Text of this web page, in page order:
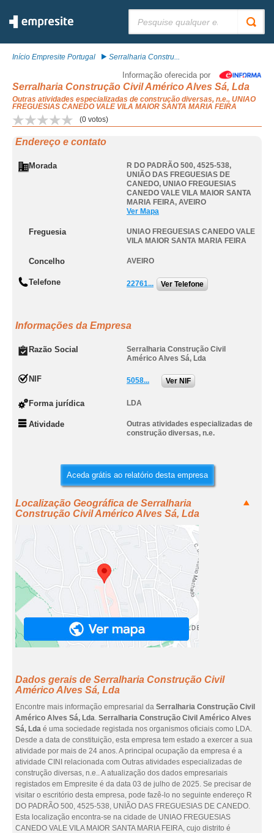
Início Empresite Portugal Serralharia Constru...
Informação oferecida por
Serralharia Construção Civil Américo Alves Sá, Lda
Outras atividades especializadas de construção diversas, n.e., UNIAO
FREGUESIAS CANEDO VALE VILA MAIOR SANTA MARIA FEIRA
(0 votos)
Endereço e contato
Morada
R DO PADRÃO 500, 4525-538,
UNIÃO DAS FREGUESIAS DE
CANEDO, UNIAO FREGUESIAS
CANEDO VALE VILA MAIOR SANTA
MARIA FEIRA, AVEIRO
Ver Mapa
Freguesia
UNIAO FREGUESIAS CANEDO VALE
VILA MAIOR SANTA MARIA FEIRA
Concelho AVEIRO
Telefone 22761... Ver Telefone
Informações da Empresa
Razão Social
Serralharia Construção Civil
Américo Alves Sá, Lda
NIF 5058... Ver NIF
Forma jurídica LDA
Atividade
Outras atividades especializadas de
construção diversas, n.e.
Aceda grátis ao relatório desta empresa
Localização Geográfica de Serralharia
Construção Civil Américo Alves Sá, Lda
Dados gerais de Serralharia Construção Civil
Américo Alves Sá, Lda
Encontre mais informação empresarial da Serralharia Construção Civil
Américo Alves Sá, Lda. Serralharia Construção Civil Américo Alves
Sá, Lda é uma sociedade registada nos organismos oficiais como LDA.
Desde a data de constituição, esta empresa tem estado a exercer a sua
atividade por mais de 24 anos. A principal ocupação da empresa é a
atividade CINI relacionada com Outras atividades especializadas de
construção diversas, n.e.. A atualização dos dados empresariais
registados em Empresite é da data 03 de julho de 2025. Se precisar de
visitar o escritório desta empresa, pode fazê-lo no seguinte endereço R
DO PADRÃO 500, 4525-538, UNIÃO DAS FREGUESIAS DE CANEDO.
Esta localização encontra-se na cidade de UNIAO FREGUESIAS
CANEDO VALE VILA MAIOR SANTA MARIA FEIRA, cujo distrito é